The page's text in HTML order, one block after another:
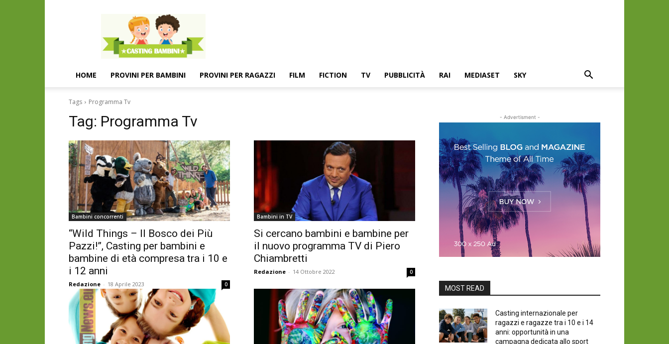
Casting
e
provini
per
bambini
e
HOME PROVINI PER BAMBINI PROVINI PER RAGAZZI FILM FICTION TV PUBBLICITÀ RAI MEDIASET SKY
Tags Programma Tv
Tag: Programma Tv
Bambini concorrenti
“Wild Things – Il Bosco dei Più
Pazzi!”, Casting per bambini e
bambine di età compresa tra i 10 e
i 12 anni
Redazione - 18 Aprile 2023 0
Bambini in TV
Si cercano bambini e bambine per
il nuovo programma TV di Piero
Chiambretti
Redazione - 14 Ottobre 2022 0
- Advertisment -
MOST READ
Casting internazionale per
ragazzi e ragazze tra i 10 e i 14
anni: opportunità in una
campagna dedicata allo sport